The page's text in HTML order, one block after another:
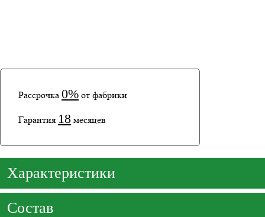
Рассрочка 0% от фабрики
Гарантия 18 месяцев
Характеристики
Состав